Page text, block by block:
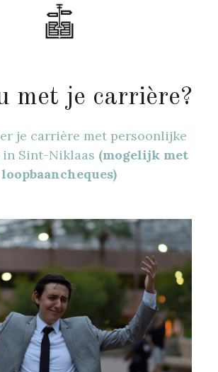
ons
met je carrière?
je carrière met persoonlijke
Sint-Niklaas (mogelijk met
loopbaancheques)